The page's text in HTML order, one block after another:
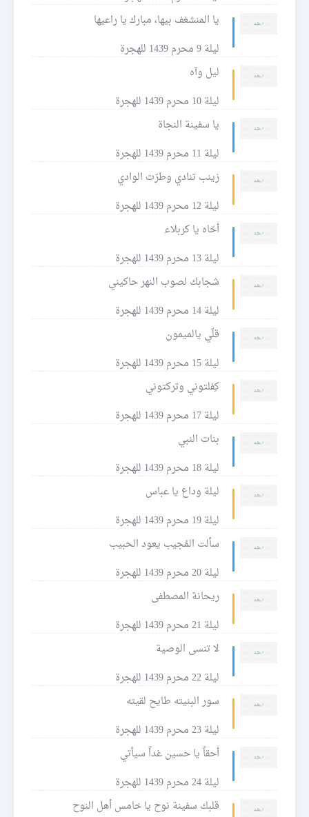
يا المنشغف بيها، مبارك يا راعيها
ليلة 9 محرم 1439 للهجرة
ليل وآه
ليلة 10 محرم 1439 للهجرة
يا سفينة النجاة
ليلة 11 محرم 1439 للهجرة
زينب تنادي وطرّت الوادي
ليلة 12 محرم 1439 للهجرة
أحّاه يا كربلاء
ليلة 13 محرم 1439 للهجرة
شجابك لصوب النهر حاكيني
ليلة 14 محرم 1439 للهجرة
قلّي يالميمون
ليلة 15 محرم 1439 للهجرة
كِفلتوني وتركتوني
ليلة 17 محرم 1439 للهجرة
بنات النبي
ليلة 18 محرم 1439 للهجرة
ليلة وداع يا عباس
ليلة 19 محرم 1439 للهجرة
سألت المُجيب يعود الحبيب
ليلة 20 محرم 1439 للهجرة
ريحانة المصطفى
ليلة 21 محرم 1439 للهجرة
لا تنسى الوصية
ليلة 22 محرم 1439 للهجرة
سور البنيته طايح لقيته
ليلة 23 محرم 1439 للهجرة
أحقاً يا حسين غداً سيأتي
ليلة 24 محرم 1439 للهجرة
قلبك سفينة نوح يا خامس أهل النوح